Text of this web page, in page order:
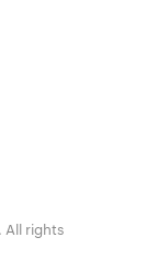
All rights